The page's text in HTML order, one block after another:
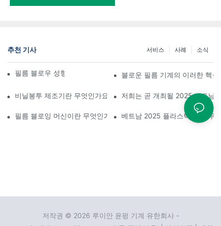
추천 기사 소식
사례
서비스
필름 블로우 성형기 유지 보수 사항 블로운 필름 기계의 이러한 핵
비닐봉투 제조기란 무엇인가요? 저희는 곧 개최될 2025 베트남
필름 블로잉 머신이란 무엇인가요? 베트남 2025 플라스틱 및 고무
저작권 © 2026 루이안 윤펑 기계 유한회사 -